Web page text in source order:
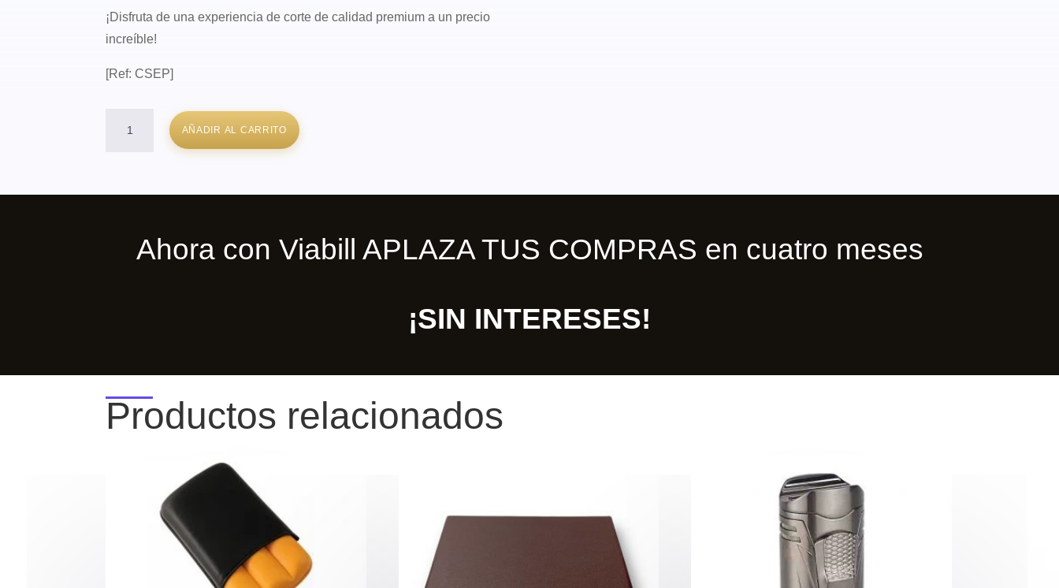
¡Disfruta de una experiencia de corte de calidad premium a un precio
increíble!
[Ref: CSEP]
Cigar
AÑADIR AL CARRITO
Ahora con Viabill APLAZA TUS COMPRAS en cuatro meses
¡SIN INTERESES!
Productos relacionados